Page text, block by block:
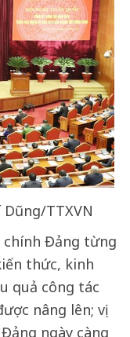
TTXVN
chính Đảng từng
thức, kinh
quả công tác
nâng lên; vị
ngày càng